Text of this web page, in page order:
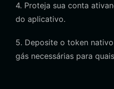
4. Proteja sua conta
do aplicativo.
5. Deposite o token
gás necessárias para